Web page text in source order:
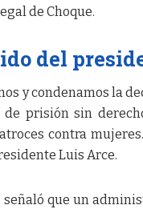
de Choque.
del
y condenamos la
de prisión sin
contra
Luis Arce.
señaló que un